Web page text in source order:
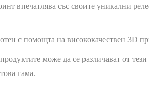
впечатлява със своите уникални
с помощта на висококачествен 3D
може да се различават от
гама.